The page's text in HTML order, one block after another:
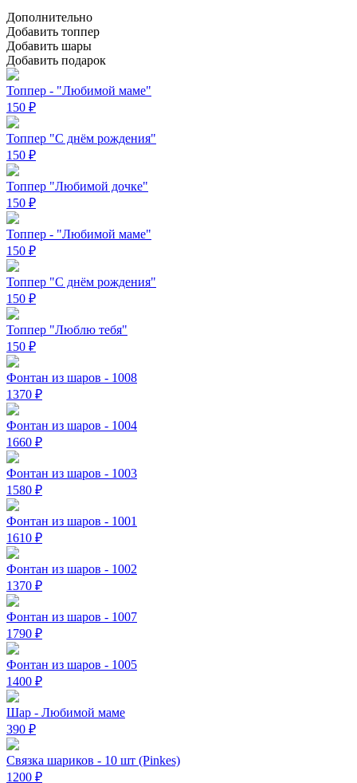
Дополнительно
Добавить топпер
Добавить шары
Добавить подарок
Топпер - "Любимой маме"
150 ₽
Топпер "С днём рождения"
150 ₽
Топпер "Любимой дочке"
150 ₽
Топпер - "Любимой маме"
150 ₽
Топпер "С днём рождения"
150 ₽
Топпер "Люблю тебя"
150 ₽
Фонтан из шаров - 1008
1370 ₽
Фонтан из шаров - 1004
1660 ₽
Фонтан из шаров - 1003
1580 ₽
Фонтан из шаров - 1001
1610 ₽
Фонтан из шаров - 1002
1370 ₽
Фонтан из шаров - 1007
1790 ₽
Фонтан из шаров - 1005
1400 ₽
Шар - Любимой маме
390 ₽
Связка шариков - 10 шт (Pinkes)
1200 ₽